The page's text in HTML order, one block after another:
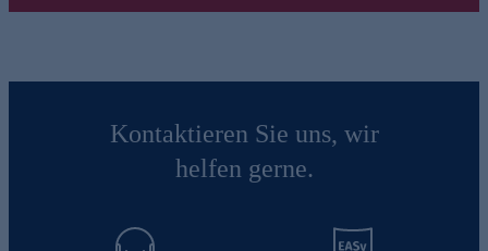
Kontaktieren Sie uns, wir
helfen gerne.